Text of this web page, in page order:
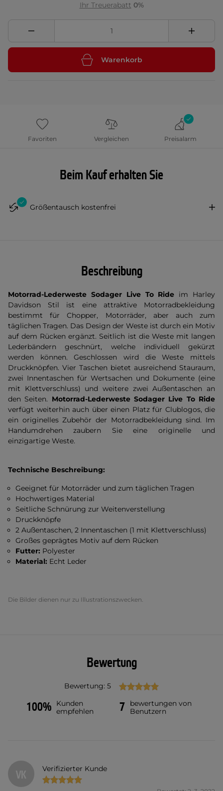
Ihr Treuerabatt 0%
Warenkorb
Favoriten Vergleichen Preisalarm
Beim Kauf erhalten Sie
Größentausch kostenfrei
Beschreibung
Motorrad-Lederweste Sodager Live To Ride im Harley
Davidson Stil ist eine attraktive Motorradbekleidung
bestimmt für Chopper, Motorräder, aber auch zum
täglichen Tragen. Das Design der Weste ist durch ein Motiv
auf dem Rücken ergänzt. Seitlich ist die Weste mit langen
Lederbändern geschnürt, welche individuell gekürzt
werden können. Geschlossen wird die Weste mittels
Druckknöpfen. Vier Taschen bietet ausreichend Stauraum,
zwei Innentaschen für Wertsachen und Dokumente (eine
mit Klettverschluss) und weitere zwei Außentaschen an
den Seiten. Motorrad-Lederweste Sodager Live To Ride
verfügt weiterhin auch über einen Platz für Clublogos, die
ein originelles Zubehör der Motorradbekleidung sind. Im
Handumdrehen zaubern Sie eine originelle und
einzigartige Weste.
Technische Beschreibung:
Geeignet für Motorräder und zum täglichen Tragen
Hochwertiges Material
Seitliche Schnürung zur Weitenverstellung
Druckknöpfe
2 Außentaschen, 2 Innentaschen (1 mit Klettverschluss)
Großes geprägtes Motiv auf dem Rücken
Futter: Polyester
Material: Echt Leder
Die Bilder dienen nur zu Illustrationszwecken.
Bewertung
Bewertung: 5
100%
Kunden
empfehlen
7
bewertungen von
Benutzern
VK Verifizierter Kunde